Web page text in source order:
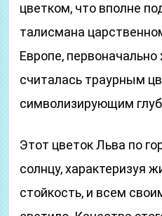
цветком, что вполне
талисмана
Европе, первоначально
считалась траурным
символизирующим
Этот цветок Льва по
солнцу, характеризуя
стойкость, и всем